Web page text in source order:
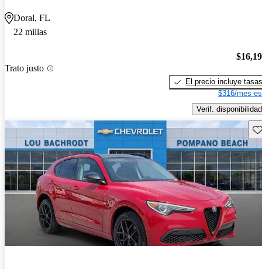
Doral, FL
22 millas
Trato justo
El precio incluye tasas
$316/mes
Verif. disponibilidad